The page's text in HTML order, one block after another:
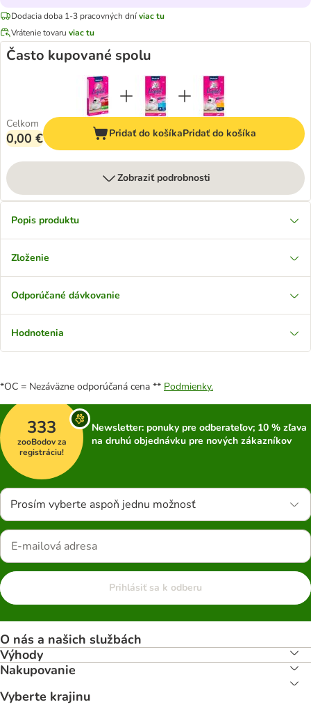
Dodacia doba 1-3 pracovných dníviac tu
Vrátenie tovaru viac tu
Často kupované spolu
Celkom
0,00 € Pridať do košíkaPridať do košíka
Zobraziť podrobnosti
Popis produktu
Zloženie
Odporúčané dávkovanie
Hodnotenia
*OC = Nezáväzne odporúčaná cena ** Podmienky.
333
zooBodov za
registráciu!
Newsletter: ponuky pre odberateľov; 10 % zľava
na druhú objednávku pre nových zákazníkov
Prosím vyberte aspoň jednu možnosť
Prihlásiť sa k odberu
O nás a našich službách
Výhody
Nakupovanie
Vyberte krajinu